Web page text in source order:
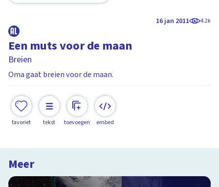
16 jan 2011 4.2k
Een muts voor de maan
Breien
Oma gaat breien voor de maan.
favoriet tekst toevoegen embed
Meer